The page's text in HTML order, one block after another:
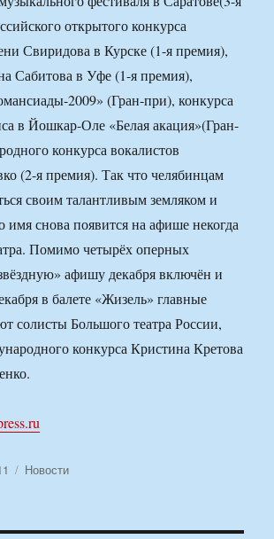
открытого конкурса
Свиридова в Курске (1-я премия),
Сабитова в Уфе (1-я премия),
2009» (Гран-при), конкурса
в Йошкар-Оле «Белая акация»(Гран-
конкурса вокалистов
(2-я премия). Так что челябинцам
своим талантливым земляком и
имя снова появится на афише некогда
Помимо четырёх оперных
афишу декабря включён и
в балете «Жизель» главные
солисты Большого театра России,
конкурса Кристина Кретова
Рубрики
Новости